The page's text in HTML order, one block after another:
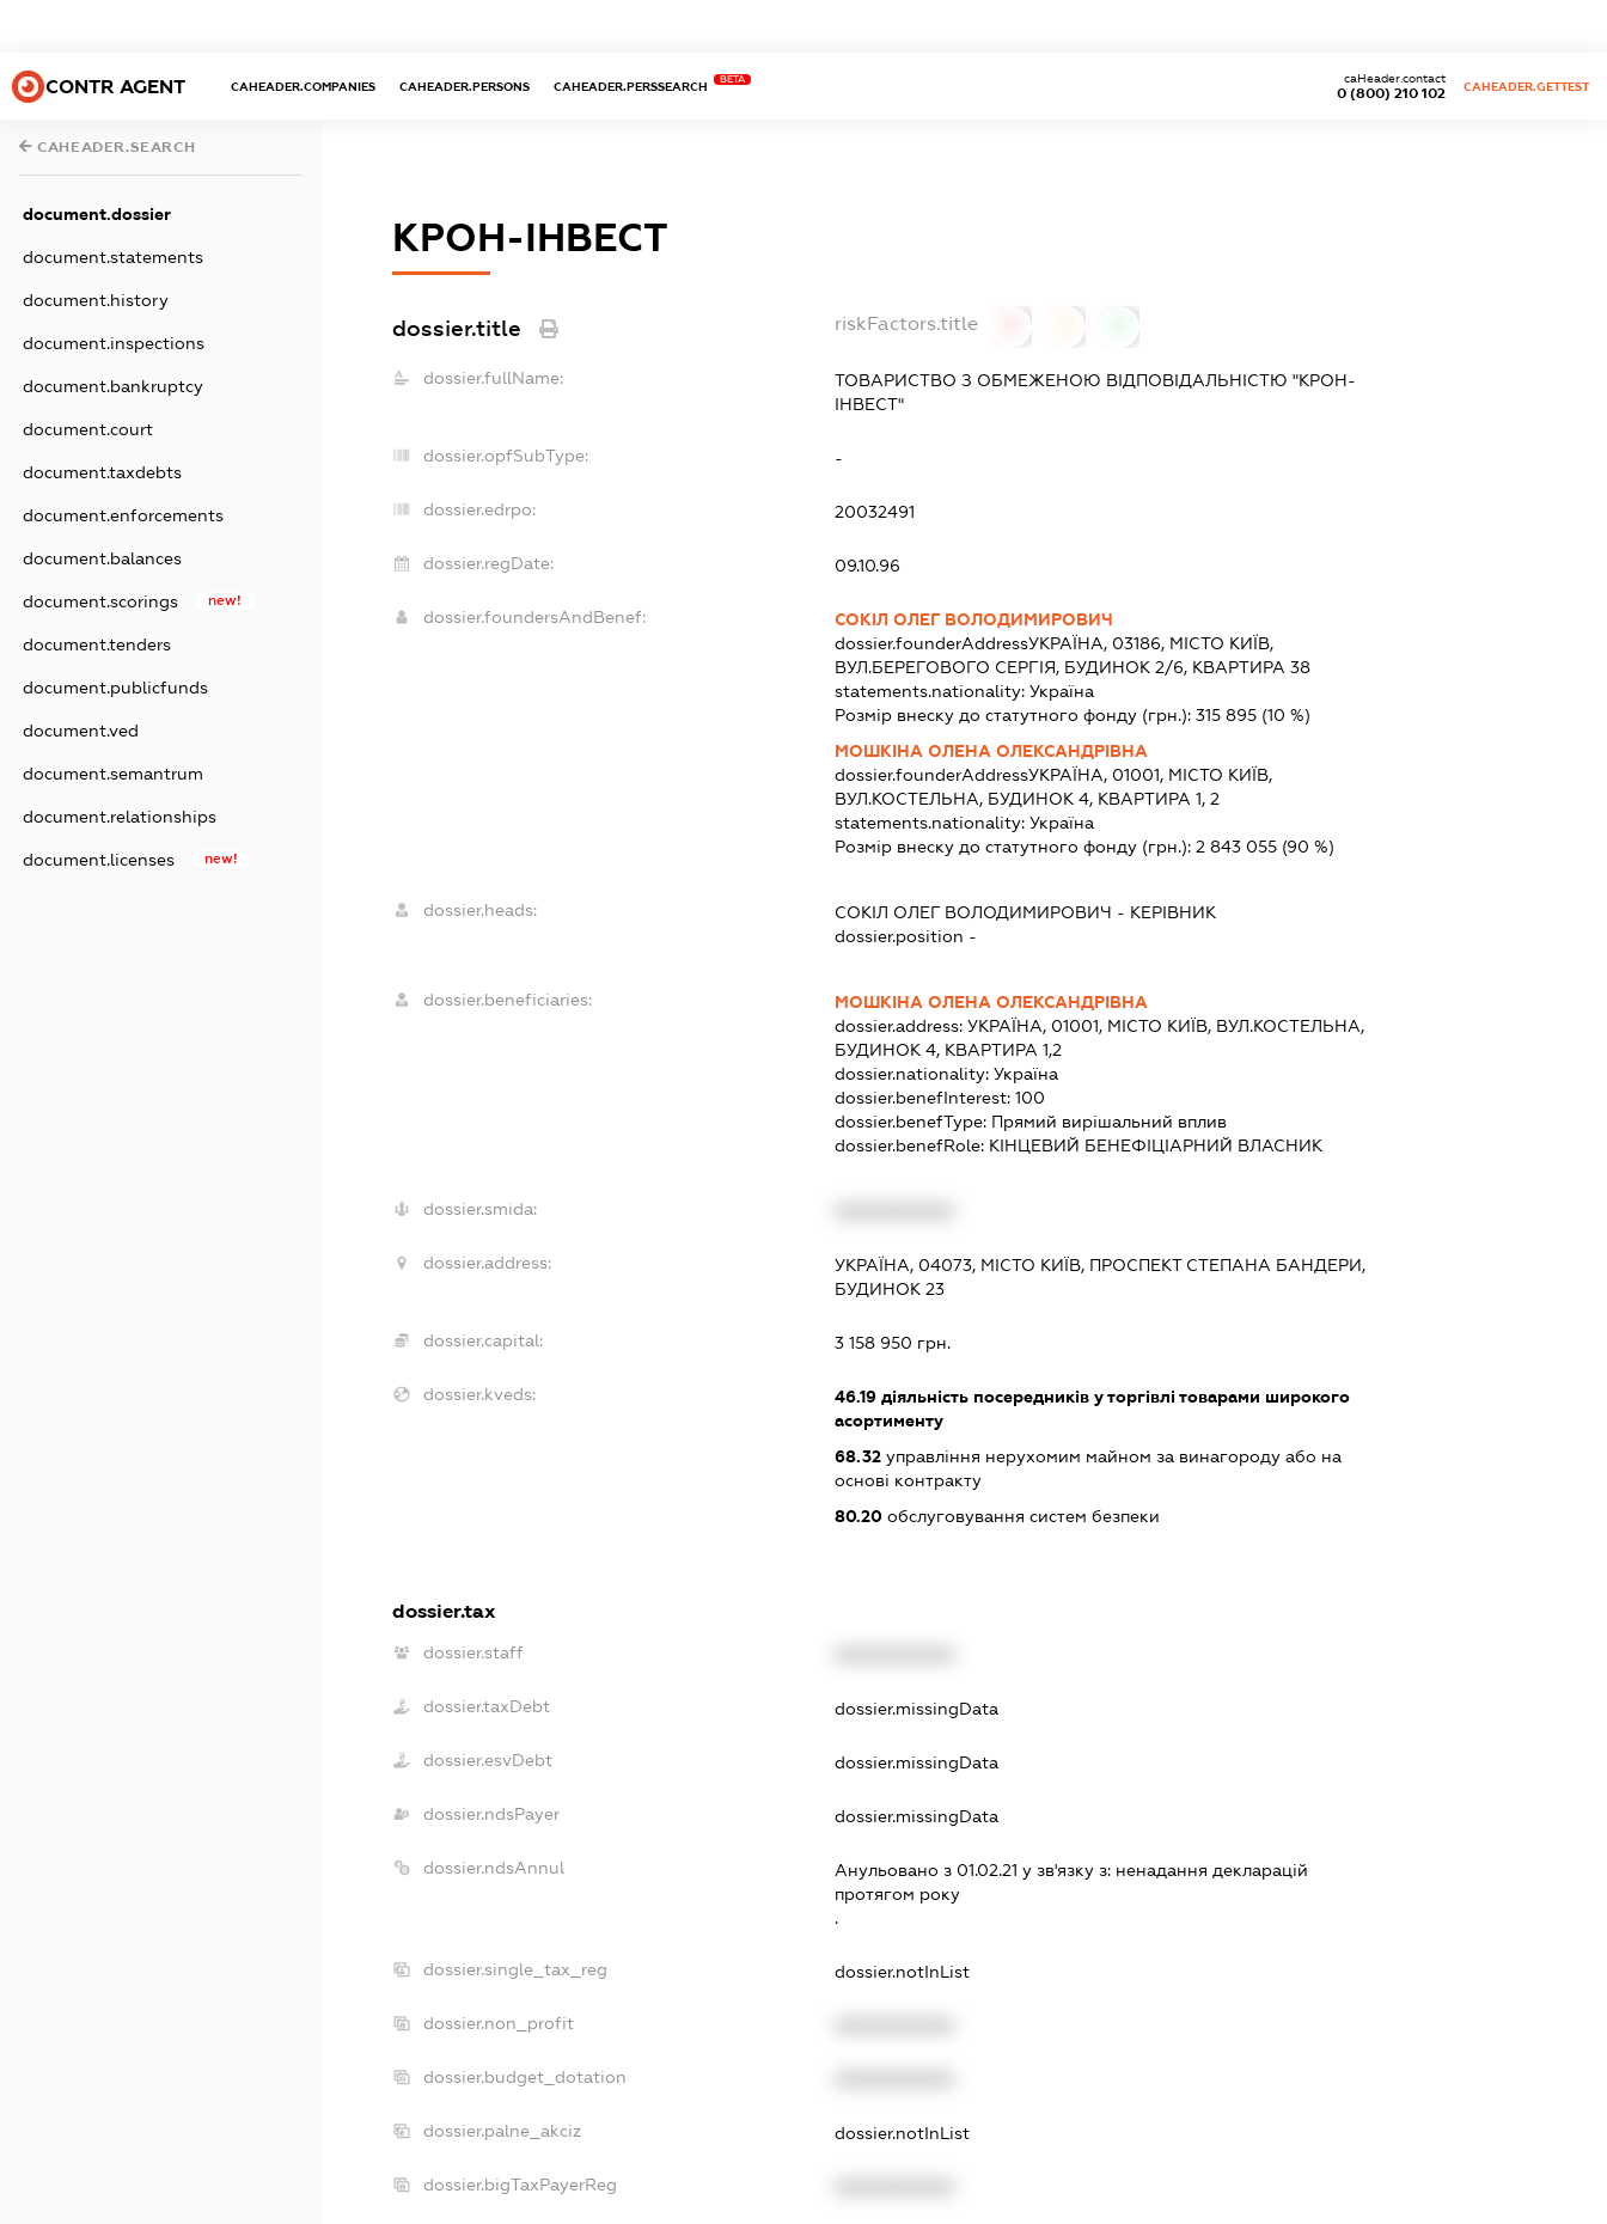
CONTR AGENT CAHEADER.COMPANIES CAHEADER.PERSONS CAHEADER.PERSSEARCH
BETA
0 (800) 210 102
caHeader.contact
CAHEADER.GETTEST
CAHEADER.SEARCH
document.dossier
document.statements
document.history
document.inspections
document.bankruptcy
document.court
document.taxdebts
document.enforcements
document.balances
document.scorings new!
document.tenders
document.publicfunds
document.ved
document.semantrum
document.relationships
document.licenses new!
КРОН-ІНВЕСТ
dossier.title riskFactors.title
dossier.fullName:
ТОВАРИСТВО З ОБМЕЖЕНОЮ ВІДПОВІДАЛЬНІСТЮ "КРОН-
ІНВЕСТ"
dossier.opfSubType: -
dossier.edrpo: 20032491
dossier.regDate: 09.10.96
dossier.foundersAndBenef:
СОКІЛ ОЛЕГ ВОЛОДИМИРОВИЧ
dossier.founderAddressУКРАЇНА, 03186, МІСТО КИЇВ,
ВУЛ.БЕРЕГОВОГО СЕРГІЯ, БУДИНОК 2/6, КВАРТИРА 38
statements.nationality:Україна
Розмір внеску до статутного фонду (грн.):315 895 (10 %)
МОШКІНА ОЛЕНА ОЛЕКСАНДРІВНА
dossier.founderAddressУКРАЇНА, 01001, МІСТО КИЇВ,
ВУЛ.КОСТЕЛЬНА, БУДИНОК 4, КВАРТИРА 1, 2
statements.nationality:Україна
Розмір внеску до статутного фонду (грн.):2 843 055 (90 %)
dossier.heads: СОКІЛ ОЛЕГ ВОЛОДИМИРОВИЧ - КЕРІВНИК
dossier.position -
dossier.beneficiaries:
МОШКІНА ОЛЕНА ОЛЕКСАНДРІВНА
dossier.address:УКРАЇНА, 01001, МІСТО КИЇВ, ВУЛ.КОСТЕЛЬНА,
БУДИНОК 4, КВАРТИРА 1,2
dossier.nationality:Україна
dossier.benefInterest:100
dossier.benefType: Прямий вирішальний вплив
dossier.benefRole: КІНЦЕВИЙ БЕНЕФІЦІАРНИЙ ВЛАСНИК
dossier.smida:
dossier.address:
УКРАЇНА, 04073, МІСТО КИЇВ, ПРОСПЕКТ СТЕПАНА БАНДЕРИ,
БУДИНОК 23
dossier.capital: 3 158 950 грн.
dossier.kveds: 46.19 діяльність посередників у торгівлі товарами широкого
асортименту
68.32 управління нерухомим майном за винагороду або на
основі контракту
80.20 обслуговування систем безпеки
dossier.tax
dossier.staff
dossier.taxDebt dossier.missingData
dossier.esvDebt dossier.missingData
dossier.ndsPayer dossier.missingData
dossier.ndsAnnul Анульовано з 01.02.21 у зв'язку з: ненадання декларацiй
протягом року
.
dossier.single_tax_reg dossier.notInList
dossier.non_profit
dossier.budget_dotation
dossier.palne_akciz dossier.notInList
dossier.bigTaxPayerReg